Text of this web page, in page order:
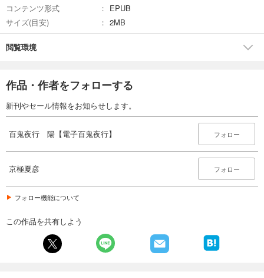
コンテンツ形式
EPUB
サイズ(目安)
2MB
閲覧環境
作品・作者をフォローする
新刊やセール情報をお知らせします。
百鬼夜行 陽【電子百鬼夜行】 フォロー
京極夏彦 フォロー
フォロー機能について
この作品を共有しよう